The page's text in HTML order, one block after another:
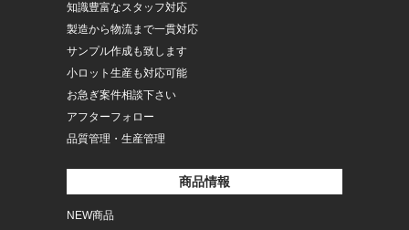
知識豊富なスタッフ対応
製造から物流まで一貫対応
サンプル作成も致します
小ロット生産も対応可能
お急ぎ案件相談下さい
アフターフォロー
品質管理・生産管理
商品情報
NEW商品